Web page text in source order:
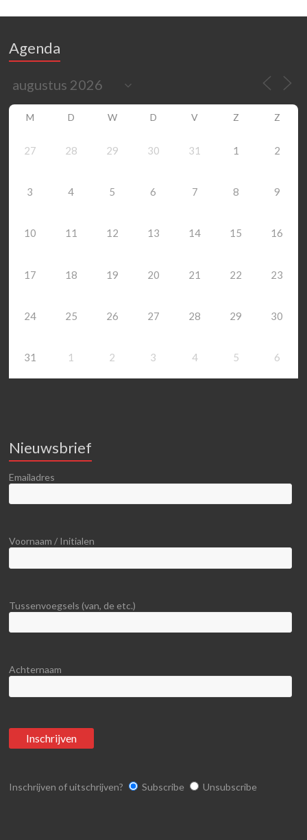
Agenda
M D W D V Z Z
27 28 29 30 31 1 2
3 4 5 6 7 8 9
10 11 12 13 14 15 16
17 18 19 20 21 22 23
24 25 26 27 28 29 30
31 1 2 3 4 5 6
Nieuwsbrief
Emailadres
Voornaam / Initialen
Tussenvoegsels (van, de etc.)
Achternaam
Inschrijven of uitschrijven? Subscribe Unsubscribe